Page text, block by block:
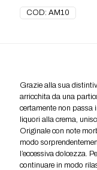
COD: AM10
Grazie alla sua
arricchita da una
certamente non passa
liquori alla crema,
Originale con note
modo
l’eccessiva dolcezza.
continuare in modo